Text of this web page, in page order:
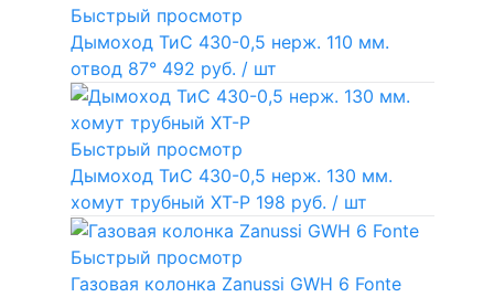
Быстрый просмотр
Дымоход ТиС 430-0,5 нерж. 110 мм.
отвод 87° 492 руб. / шт
Быстрый просмотр
Дымоход ТиС 430-0,5 нерж. 130 мм.
хомут трубный ХТ-Р 198 руб. / шт
Быстрый просмотр
Газовая колонка Zanussi GWH 6 Fonte